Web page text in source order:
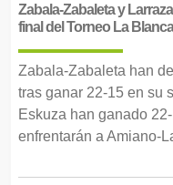
Zabala-Zabaleta y
final del Torneo La Blanca
Zabala-Zabaleta han
tras ganar 22-15 en su
Eskuza han ganado
enfrentarán a Amiano-